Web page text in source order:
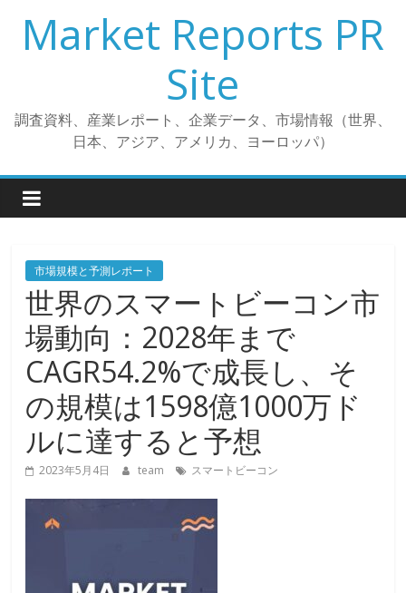
プ
Market Reports PR
Site
調査資料、産業レポート、企業データ、市場情報（世界、
日本、アジア、アメリカ、ヨーロッパ）
市場規模と予測レポート
世界のスマートビーコン市
場動向：2028年まで
CAGR54.2%で成長し、そ
の規模は1598億1000万ド
ルに達すると予想
2023年5月4日 team スマートビーコン